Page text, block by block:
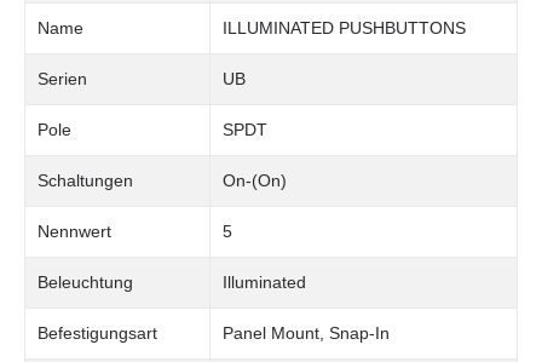
Name ILLUMINATED PUSHBUTTONS
Serien UB
Pole SPDT
Schaltungen On-(On)
Nennwert 5
Beleuchtung Illuminated
Befestigungsart Panel Mount, Snap-In